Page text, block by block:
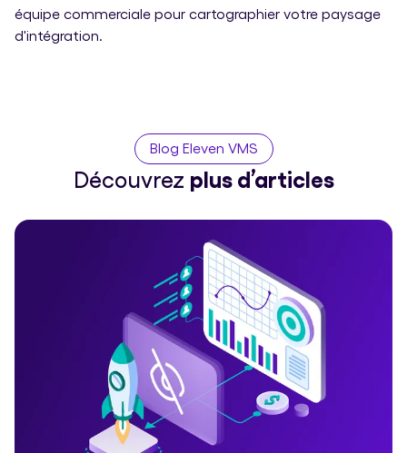
équipe commerciale pour cartographier votre paysage
d'intégration.
Blog Eleven VMS
Découvrez plus d’articles